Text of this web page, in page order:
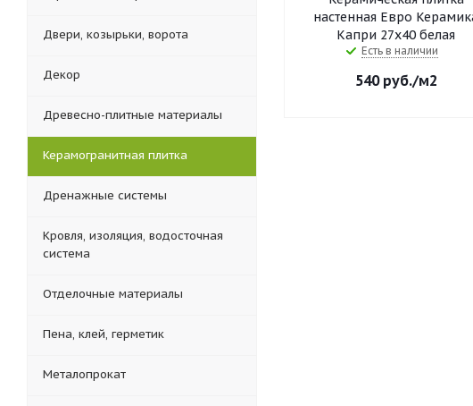
настенная Евро
Капри 27х40 белая
Есть в наличии
540руб./м2
Двери, козырьки, ворота
Декор
Древесно-плитные материалы
Керамогранитная плитка
Дренажные системы
Кровля, изоляция, водосточная
система
Отделочные материалы
Пена, клей, герметик
Металопрокат